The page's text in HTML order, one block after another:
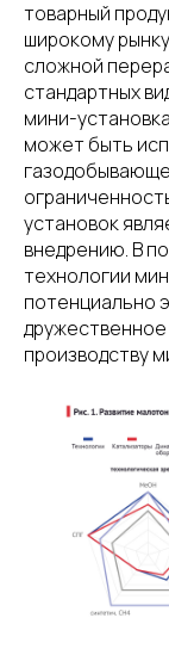
товарный
широкому
сложной
стандартных
мини-
может быть
установок
внедрению. В
технологии
потенциально
производству